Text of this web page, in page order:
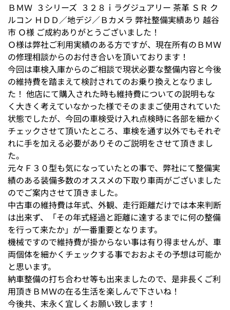
ＢＭＷ ３シリーズ ３２８ｉラグジュアリー 茶革 ＳＲ ク
ルコン ＨＤＤ／地デジ／Ｂカメラ 弊社整備実績あり 越谷
市 Ｏ様 ご成約ありがとうございました！
Ｏ様は弊社ご利用実績のある方ですが、現在所有のＢＭＷ
の修理相談からのお付き合いを頂いております！
今回は車検入庫からのご相談で現状必要な整備内容と今後
の維持費を踏まえて検討されてのお乗り換えとなりまし
た！ 他店にて購入された時も維持費についての説明もな
く大きく考えていなかった様でそのままご使用されていた
状態でしたが、今回の車検受け入れ点検時に各部を細かく
チェックさせて頂いたところ、車検を通す以外でもそれぞ
れに手を加える必要がありそのご説明をさせて頂きまし
た。
元々Ｆ３０型も気になっていたとの事で、弊社にて整備実
績のある装備多数のオススメの下取り車両がございました
のでご案内させて頂きました。
中古車の維持費は年式、外観、走行距離だけでは本来判断
は出来ず、「その年式経過と距離に達するまでに何の整備
を行って来たか」が一番重要となります。
機械ですので維持費が掛からない事は有り得ませんが、車
両個体を細かくチェックする事でおおよその予想は可能か
と思います。
納車整備の打ち合わせ等も出来ましたので、是非長くご利
用頂きＢＭＷの在る生活を楽しんで下さいね！
今後共、末永く宜しくお願い致します！